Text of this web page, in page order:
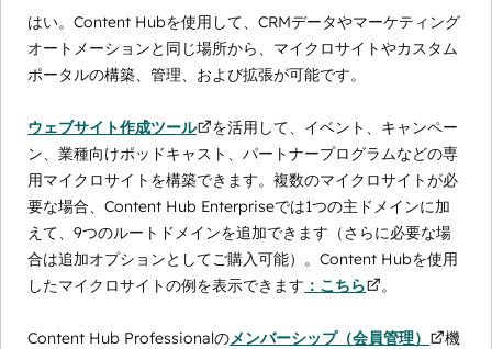
はい。Content Hubを使用して、CRMデータやマーケティング
オートメーションと同じ場所から、マイクロサイトやカスタム
ポータルの構築、管理、および拡張が可能です。
ウェブサイト作成ツール
を活用して、イベント、キャンペー
ン、業種向けポッドキャスト、パートナープログラムなどの専
用マイクロサイトを構築できます。複数のマイクロサイトが必
要な場合、Content Hub Enterpriseでは1つの主ドメインに加
えて、9つのルートドメインを追加できます（さらに必要な場
合は追加オプションとしてご購入可能）。Content Hubを使用
したマイクロサイトの例を表示できます ：こちら 。
Content Hub Professionalのメンバーシップ（会員管理）
機